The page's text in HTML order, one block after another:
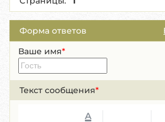
Форма ответов
Ваше имя*
Текст сообщения*
A